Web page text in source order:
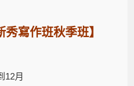
秀寫作班秋季班】
12月